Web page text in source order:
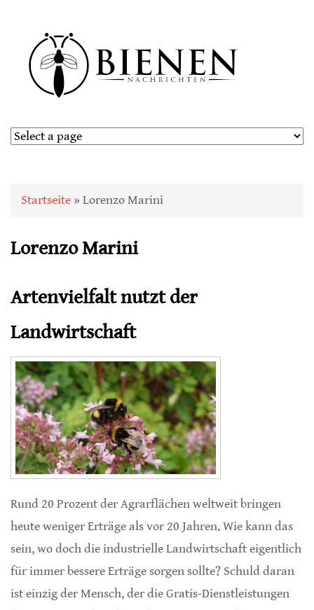
Sie sind hier
Startseite » Lorenzo Marini
Lorenzo Marini
Artenvielfalt nutzt der
Landwirtschaft
Rund 20 Prozent der Agrarflächen weltweit bringen
heute weniger Erträge als vor 20 Jahren. Wie kann das
sein, wo doch die industrielle Landwirtschaft eigentlich
für immer bessere Erträge sorgen sollte? Schuld daran
ist einzig der Mensch, der die Gratis-Dienstleistungen